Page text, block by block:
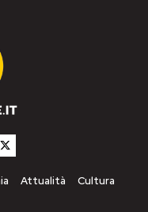
Attualità
Cultura